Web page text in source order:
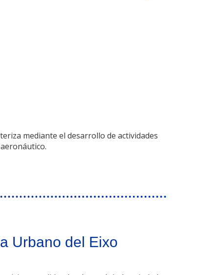
mediante el desarrollo de actividades
Urbano del Eixo